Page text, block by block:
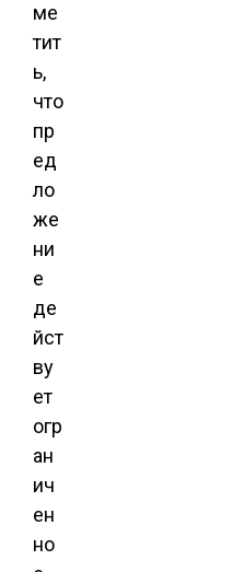
ме
тит
ь,
что
пр
ед
ло
же
ни
е
де
йст
ву
ет
огр
ан
ич
ен
но